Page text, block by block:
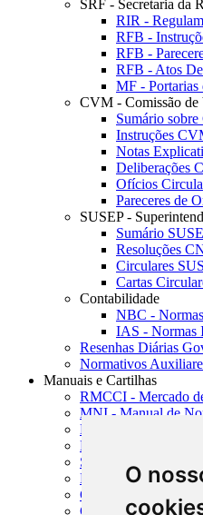
O
SRF - Secretaria da
RIR -
RFB -
RFB -
RFB - Atos
MF - Portarias
CVM - Comissão
Sumário
Instruções
Notas
Deliberações
Ofícios
Pareceres de
SUSEP -
Sumário
Resoluções
Circulares
Cartas
Contabilidade
NBC -
IAS - Normas
Resenhas Diárias
Normativos
Manuais e Cartilhas
RMCCI - Mercado
MNI - Manual de
MTVM - Manual de
MCR - Manual de
SISORF - Manual
MASUP - Manual de
CADOC - Catálogo
CNAE-CONCLA -